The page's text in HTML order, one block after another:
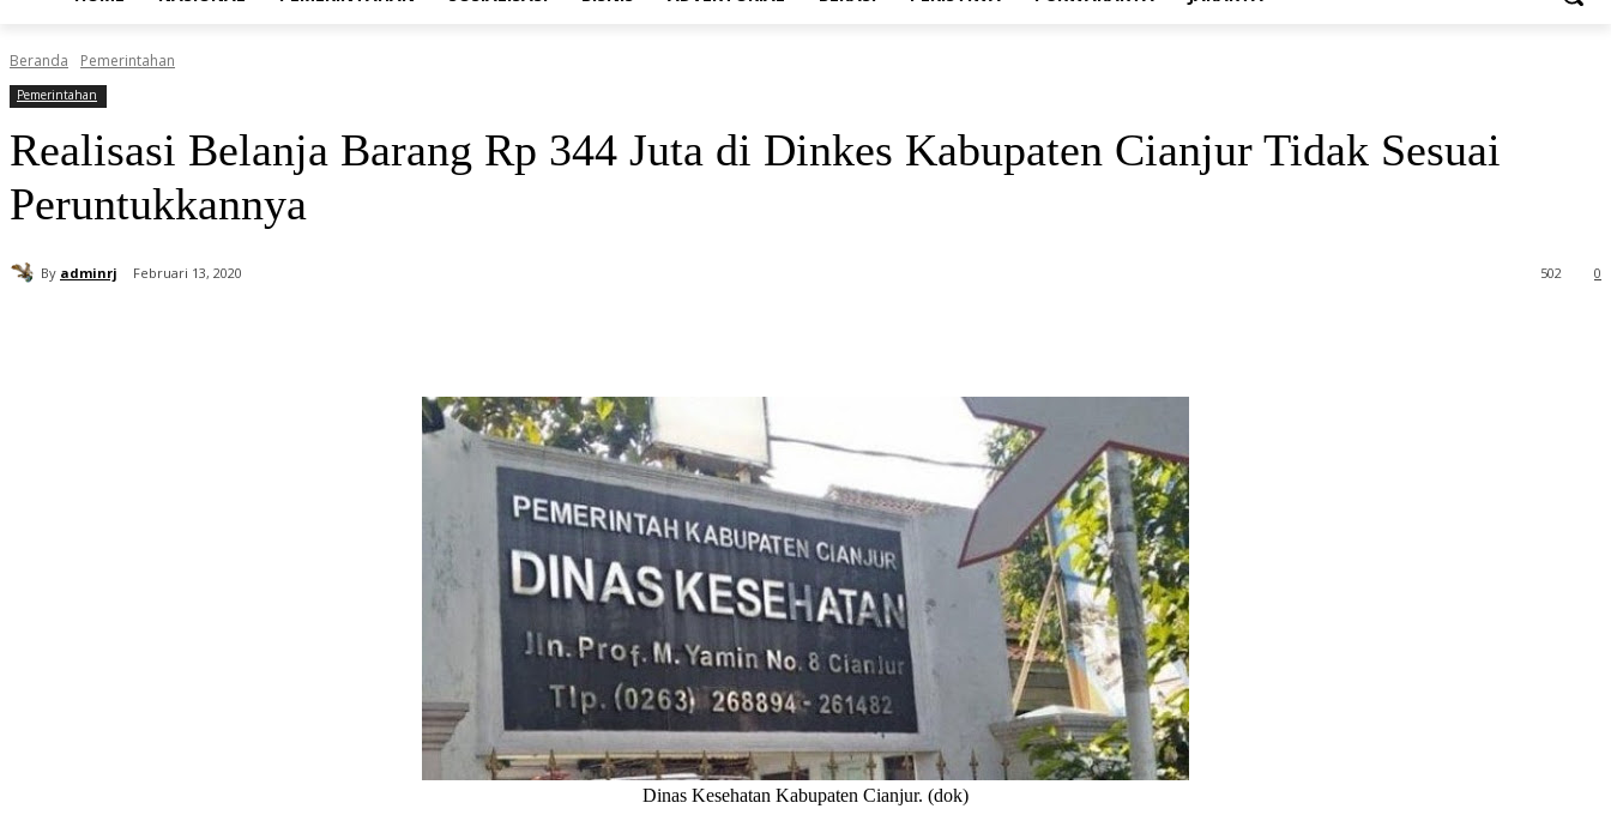
Beranda Pemerintahan
Pemerintahan
Realisasi Belanja Barang Rp 344 Juta di Dinkes Kabupaten Cianjur Tidak Sesuai
Peruntukkannya
By adminrj Februari 13, 2020 0
502
Dinas Kesehatan Kabupaten Cianjur. (dok)